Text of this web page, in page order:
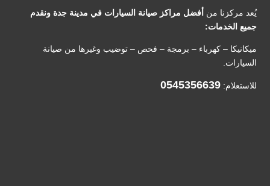
يُعد مركزنا من أفضل مراكز صيانة السيارات في مدينة جدة ونقدم
جميع الخدمات:
ميكانيكا – كهرباء – برمجة – فحص – توضيب وغيرها من صيانة
السيارات.
للاستعلام: 0545356639